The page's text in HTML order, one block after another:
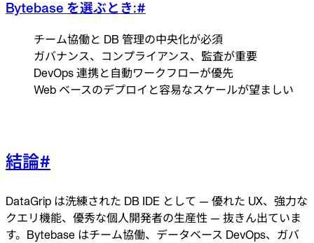
Bytebase を選ぶとき:#
チーム協働と DB 管理の中央化が必須
ガバナンス、コンプライアンス、監査が重要
DevOps 連携と自動ワークフローが優先
Web ベースのデプロイと容易なスケールが望ましい
結論#
DataGrip は洗練された DB IDE として — 優れた UX、強力な
クエリ機能、優秀な個人開発者の生産性 — 抜きん出ていま
す。Bytebase はチーム協働、データベース DevOps、ガバ